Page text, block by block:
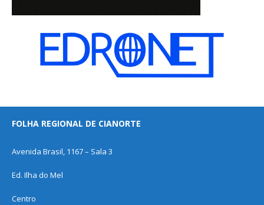
FOLHA REGIONAL DE CIANORTE
Avenida Brasil, 1167 – Sala 3
Ed. Ilha do Mel
Centro